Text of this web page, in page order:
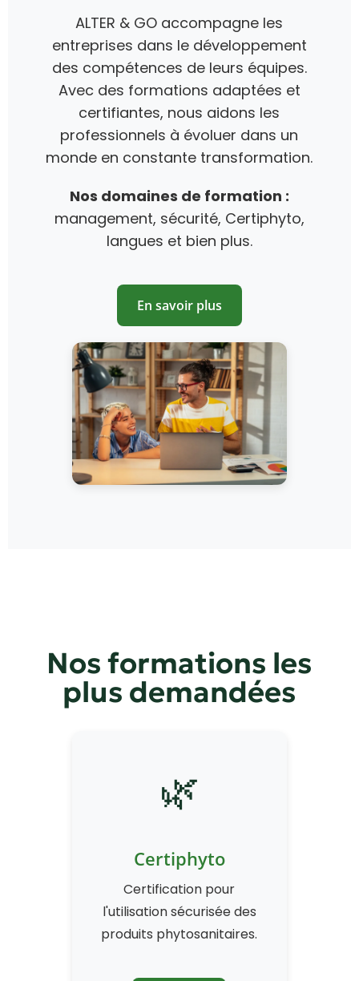
ALTER & GO accompagne les
entreprises dans le développement
des compétences de leurs équipes.
Avec des formations adaptées et
certifiantes, nous aidons les
professionnels à évoluer dans un
monde en constante transformation.
Nos domaines de formation :
management, sécurité, Certiphyto,
langues et bien plus.
En savoir plus
Nos formations les
plus demandées
🌿
Certiphyto
Certification pour
l'utilisation sécurisée des
produits phytosanitaires.